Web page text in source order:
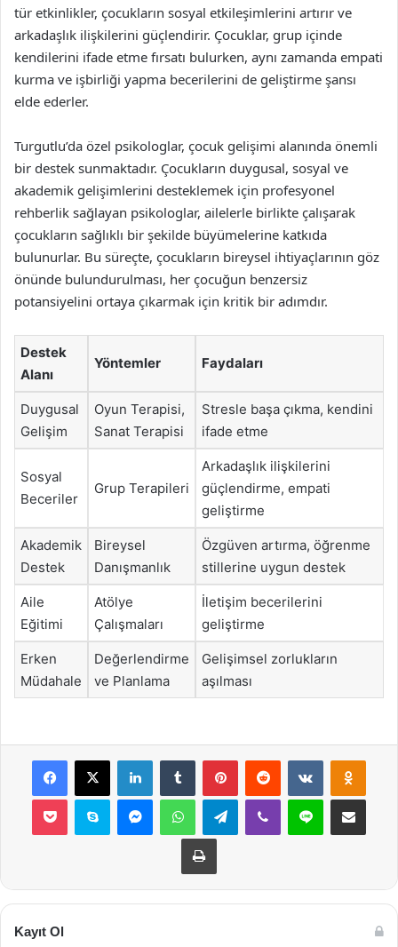
tür etkinlikler, çocukların sosyal etkileşimlerini artırır ve
arkadaşlık ilişkilerini güçlendirir. Çocuklar, grup içinde
kendilerini ifade etme fırsatı bulurken, aynı zamanda empati
kurma ve işbirliği yapma becerilerini de geliştirme şansı
elde ederler.
Turgutlu’da özel psikologlar, çocuk gelişimi alanında önemli
bir destek sunmaktadır. Çocukların duygusal, sosyal ve
akademik gelişimlerini desteklemek için profesyonel
rehberlik sağlayan psikologlar, ailelerle birlikte çalışarak
çocukların sağlıklı bir şekilde büyümelerine katkıda
bulunurlar. Bu süreçte, çocukların bireysel ihtiyaçlarının göz
önünde bulundurulması, her çocuğun benzersiz
potansiyelini ortaya çıkarmak için kritik bir adımdır.
Destek
Alanı
Yöntemler Faydaları
Duygusal
Gelişim
Oyun Terapisi,
Sanat Terapisi
Stresle başa çıkma, kendini
ifade etme
Sosyal
Beceriler
Grup Terapileri
Arkadaşlık ilişkilerini
güçlendirme, empati
geliştirme
Akademik
Destek
Bireysel
Danışmanlık
Özgüven artırma, öğrenme
stillerine uygun destek
Aile
Eğitimi
Atölye
Çalışmaları
İletişim becerilerini
geliştirme
Erken
Müdahale
Değerlendirme
ve Planlama
Gelişimsel zorlukların
aşılması
Facebook
X LinkedInTumblr PinterestReddit VKontakte
Pocket Skype MessengerWhatsAppTelegramViber Line E-Posta ile
Yazdır
Kayıt Ol